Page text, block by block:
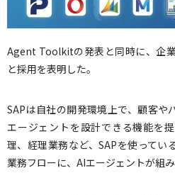
Agent Toolkitの発表と同時に、企
と採用を表明した。
SAPは自社の開発環境上で、顧客や
エージェントを設計できる機能を
理、経理業務など、SAPを使ってい
業務フローに、AIエージェントが組